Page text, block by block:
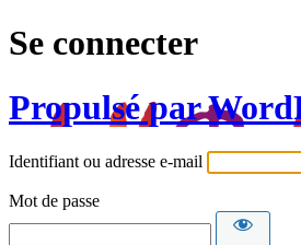
Se connecter
Propulsé par
Identifiant ou adresse e-mail
Mot de passe